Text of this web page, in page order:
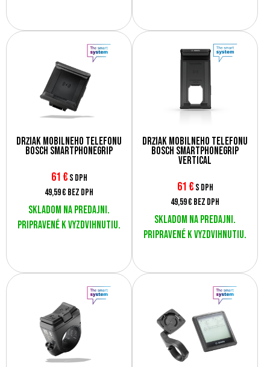
Držiak mobilného telefónu
Bosch SmartphoneGrip
61 € s DPH
49,59 € bez DPH
Skladom na predajni.
Pripravené k vyzdvihnutiu.
Držiak mobilného telefónu
Bosch SmartphoneGrip
Vertical
61 € s DPH
49,59 € bez DPH
Skladom na predajni.
Pripravené k vyzdvihnutiu.